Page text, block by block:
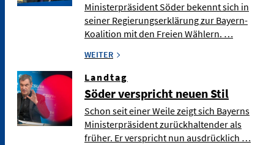
Ministerpräsident Söder bekennt sich in
seiner Regierungserklärung zur Bayern-
Koalition mit den Freien Wählern. …
WEITER
Landtag
Söder verspricht neuen Stil
Schon seit einer Weile zeigt sich Bayerns
Ministerpräsident zurückhaltender als
früher. Er verspricht nun ausdrücklich …